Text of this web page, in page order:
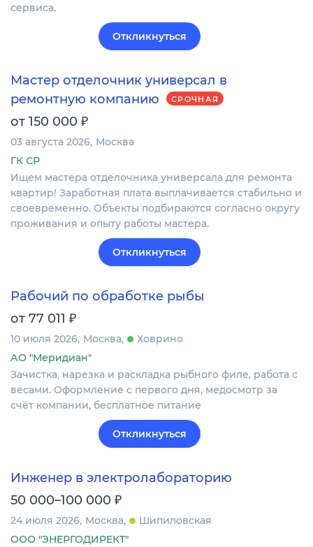
сервиса.
Откликнуться
Мастер отделочник универсал в
ремонтную компанию
СРОЧНАЯ
от 150 000 ₽
03 августа 2026 Москва
ГК СР
Ищем мастера отделочника универсала для ремонта
квартир! Заработная плата выплачивается стабильно и
своевременно. Объекты подбираются согласно округу
проживания и опыту работы мастера.
Откликнуться
Рабочий по обработке рыбы
от 77 011 ₽
10 июля 2026 Москва
Ховрино
АО "Меридиан"
Зачистка, нарезка и раскладка рыбного филе, работа с
весами. Оформление c первого дня, медосмотр за
счёт компании, бесплатное питание
Откликнуться
Инженер в электролабораторию
50 000–100 000 ₽
24 июля 2026 Москва
Шипиловская
ООО "ЭНЕРГОДИРЕКТ"